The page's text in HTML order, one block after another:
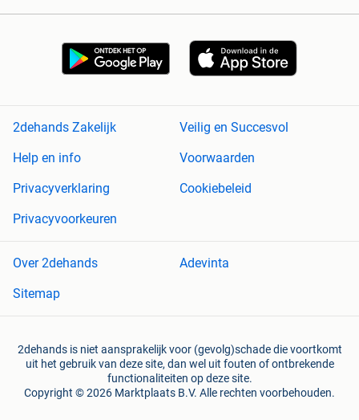
2dehands Zakelijk
Veilig en Succesvol
Help en info
Voorwaarden
Privacyverklaring
Cookiebeleid
Privacyvoorkeuren
Over 2dehands
Adevinta
Sitemap
2dehands is niet aansprakelijk voor (gevolg)schade die voortkomt
uit het gebruik van deze site, dan wel uit fouten of ontbrekende
functionaliteiten op deze site.
Copyright © 2026 Marktplaats B.V. Alle rechten voorbehouden.